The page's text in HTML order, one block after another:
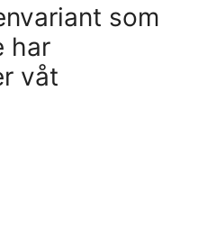
som
har
våt